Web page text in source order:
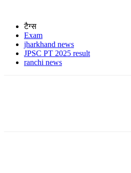
टैग्स
Exam
jharkhand news
JPSC PT 2025 result
ranchi news